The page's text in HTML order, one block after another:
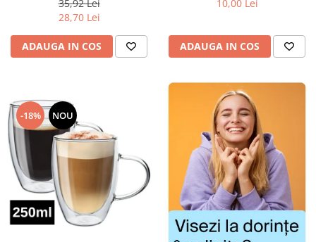
35,92 Lei
28,70 Lei
ADAUGA IN COS
10,00 Lei
ADAUGA IN COS
-18% NOU